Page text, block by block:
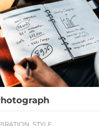
, STYLE